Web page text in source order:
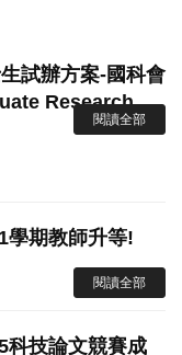
試辦方案-國科會
Research
閱讀全部
學期教師升等!
閱讀全部
科技論文競賽成